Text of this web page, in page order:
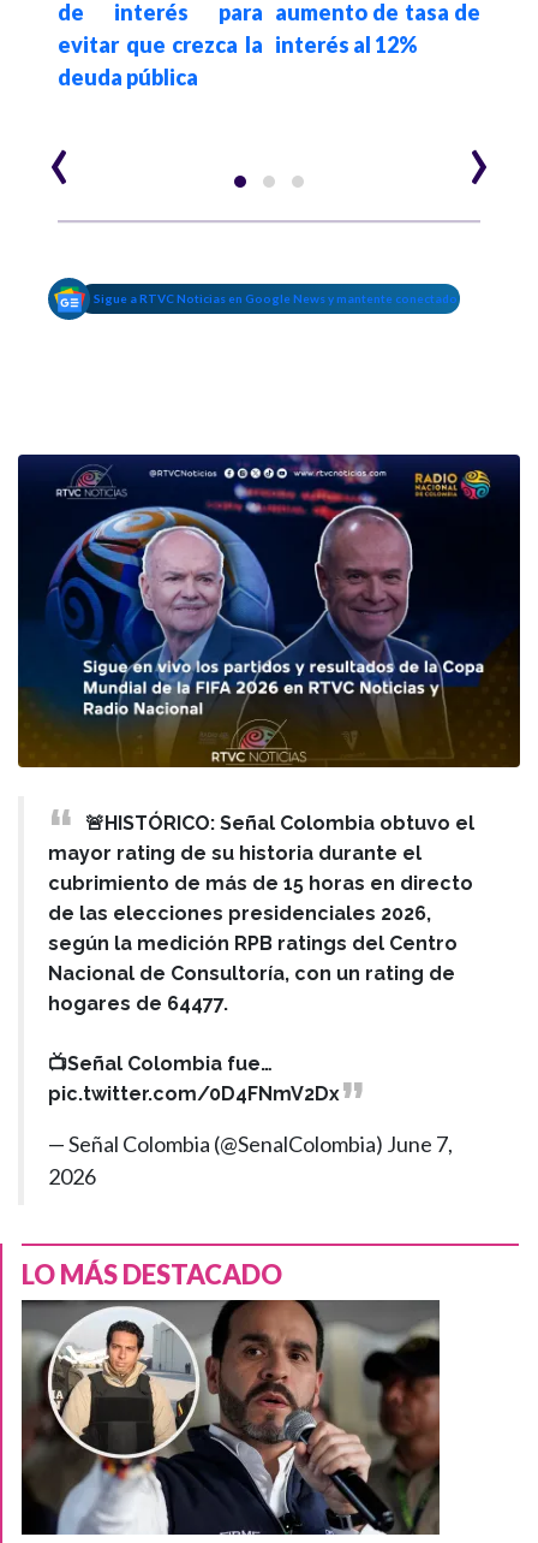
de interés para
evitar que crezca la
deuda pública
aumento de tasa de
interés al 12%
‹ ›
Sigue a RTVC Noticias en Google News y mantente conectado
🚨HISTÓRICO: Señal Colombia obtuvo el
mayor rating de su historia durante el
cubrimiento de más de 15 horas en directo
de las elecciones presidenciales 2026,
según la medición RPB ratings del Centro
Nacional de Consultoría, con un rating de
hogares de 64477.
📺Señal Colombia fue…
pic.twitter.com/0D4FNmV2Dx
— Señal Colombia (@SenalColombia) June 7,
2026
LO MÁS DESTACADO